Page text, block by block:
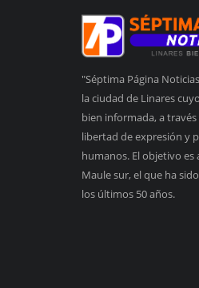
"Séptima Página
la ciudad de Linares
bien informada, a
libertad de expresión y
humanos. El objetivo
Maule sur, el que ha
los últimos 50 años.